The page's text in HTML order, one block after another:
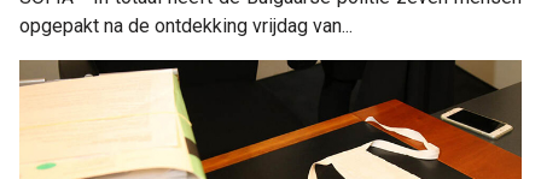
opgepakt na de ontdekking vrijdag van...